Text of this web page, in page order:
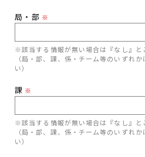
局・部 ※
※該当する情報が無い場合は『なし』と
（局・部、課、係・チーム等のいずれ
い）
課 ※
※該当する情報が無い場合は『なし』と
（局・部、課、係・チーム等のいずれ
い）